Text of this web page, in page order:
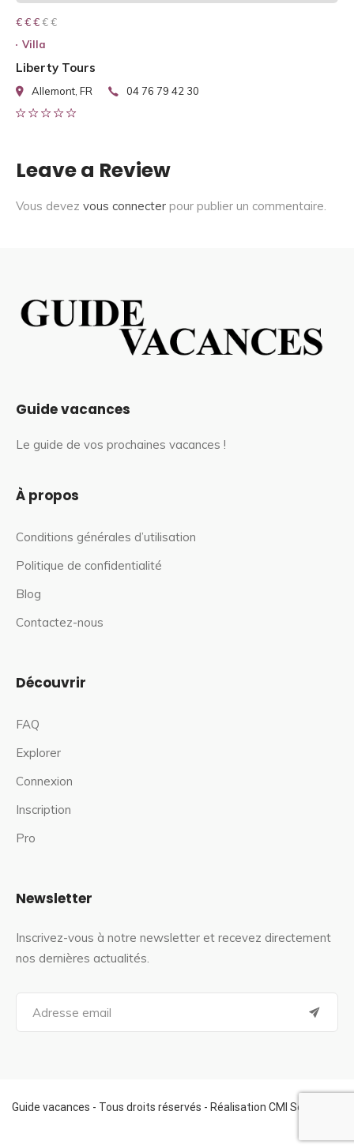
€ € € € €
€ € €
Villa
Liberty Tours
Allemont, FR 04 76 79 42 30
Leave a Review
Vous devez vous connecter pour publier un commentaire.
Guide vacances
Le guide de vos prochaines vacances !
À propos
Conditions générales d’utilisation
Politique de confidentialité
Blog
Contactez-nous
Découvrir
FAQ
Explorer
Connexion
Inscription
Pro
Newsletter
Inscrivez-vous à notre newsletter et recevez directement
nos dernières actualités.
a
f
o
Guide vacances - Tous droits réservés - Réalisation CMI Services